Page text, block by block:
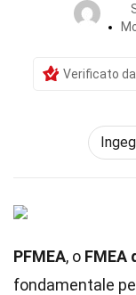
Verificato
PFMEA, o FMEA
fondamentale